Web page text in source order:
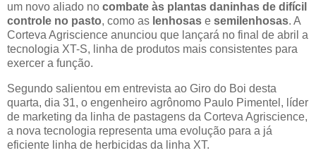
um novo aliado no combate às plantas daninhas de difícil
controle no pasto, como as lenhosas e semilenhosas. A
Corteva Agriscience anunciou que lançará no final de abril a
tecnologia XT-S, linha de produtos mais consistentes para
exercer a função.
Segundo salientou em entrevista ao Giro do Boi desta
quarta, dia 31, o engenheiro agrônomo Paulo Pimentel, líder
de marketing da linha de pastagens da Corteva Agriscience,
a nova tecnologia representa uma evolução para a já
eficiente linha de herbicidas da linha XT.